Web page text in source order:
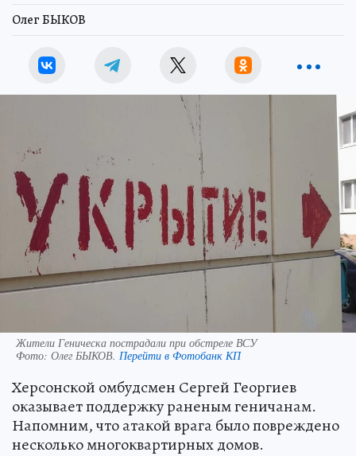
Олег БЫКОВ
Жители Геническа пострадали при обстреле ВСУ
Фото: Олег БЫКОВ. Перейти в Фотобанк КП
Херсонской омбудсмен Сергей Георгиев
оказывает поддержку раненым геничанам.
Напомним, что атакой врага было повреждено
несколько многоквартирных домов.